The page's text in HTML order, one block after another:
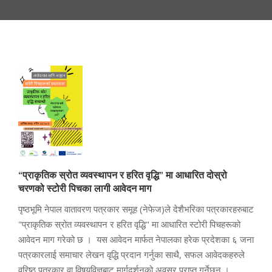
“प्राकृतिक स्रोत व्यवस्थापन र हरित वृद्धि” मा आधारित दोस्रो
चरणको स्टोरी पिचका लागी आवेदन माग
पृष्ठभूमि नेपाल वातावरण पत्रकार समूह (नेफेज)ले देशैभरिका पत्रकारहरुबाट
"प्राकृतिक स्रोत व्यवस्थापन र हरित वृद्धि" मा आधारित स्टोरी पिचहरूको
आवेदन माग गरेको छ । यस आवेदन मार्फत नेपालका हरेक प्रदेशका ६ जना
पत्रकारलाई समाचार लेखन वृद्धि प्रदान गर्नुका साथै, सफल आवेदकहरुले